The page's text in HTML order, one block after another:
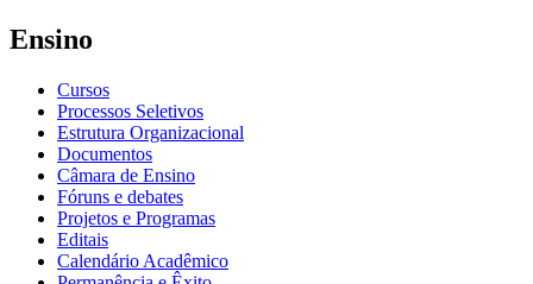
Ensino
Cursos
Processos Seletivos
Estrutura Organizacional
Documentos
Câmara de Ensino
Fóruns e debates
Projetos e Programas
Editais
Calendário Acadêmico